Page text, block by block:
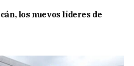
los nuevos líderes de